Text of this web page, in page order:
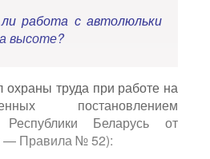
работа с автолюльки
высоте?
охраны труда при работе на
постановлением
Республики Беларусь от
— Правила № 52):